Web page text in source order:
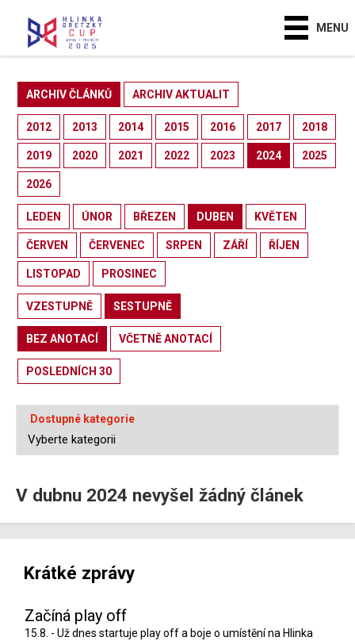
MENU
ARCHIV ČLÁNKŮ ARCHIV AKTUALIT
2012 2013 2014 2015 2016 2017 2018
2019 2020 2021 2022 2023 2024 2025
2026
LEDEN ÚNOR BŘEZEN DUBEN KVĚTEN
ČERVEN ČERVENEC SRPEN ZÁŘÍ ŘÍJEN
LISTOPAD PROSINEC
VZESTUPNĚ SESTUPNĚ
BEZ ANOTACÍ VČETNĚ ANOTACÍ
POSLEDNÍCH 30
Dostupné kategorie
V dubnu 2024 nevyšel žádný článek
Krátké zprávy
Začíná play off
15.8. - Už dnes startuje play off a boje o umístění na Hlinka